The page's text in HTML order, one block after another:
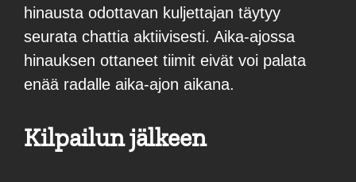
hinausta odottavan kuljettajan täytyy
seurata chattia aktiivisesti. Aika-ajossa
hinauksen ottaneet tiimit eivät voi palata
enää radalle aika-ajon aikana.
Kilpailun jälkeen